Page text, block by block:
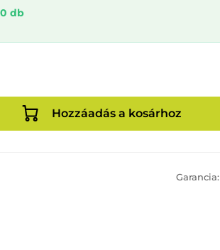
db
Hozzáadás a kosárhoz
Garancia: